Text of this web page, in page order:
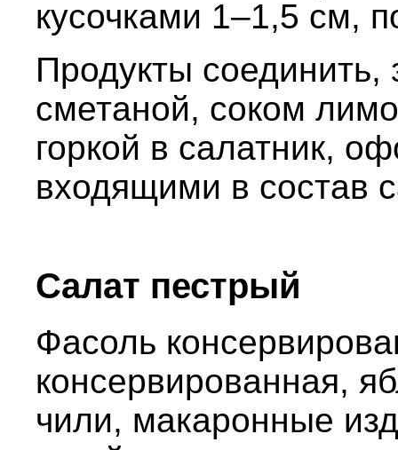
кусочками 1–1,5 см,
Продукты соединить,
сметаной, соком
горкой в салатник,
входящими в состав
Салат пестрый
Фасоль
консервированная,
чили, макаронные